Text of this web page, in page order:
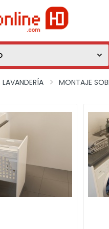
Muebles Bajos
Muebles Altos
Muebles Columna
Accesorios cajones
Fregaderos
MONTAJE